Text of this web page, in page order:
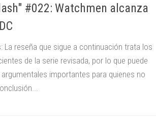
#022: Watchmen alcanza
La reseña que sigue a continuación trata los
de la serie revisada, por lo que puede
importantes para quienes no